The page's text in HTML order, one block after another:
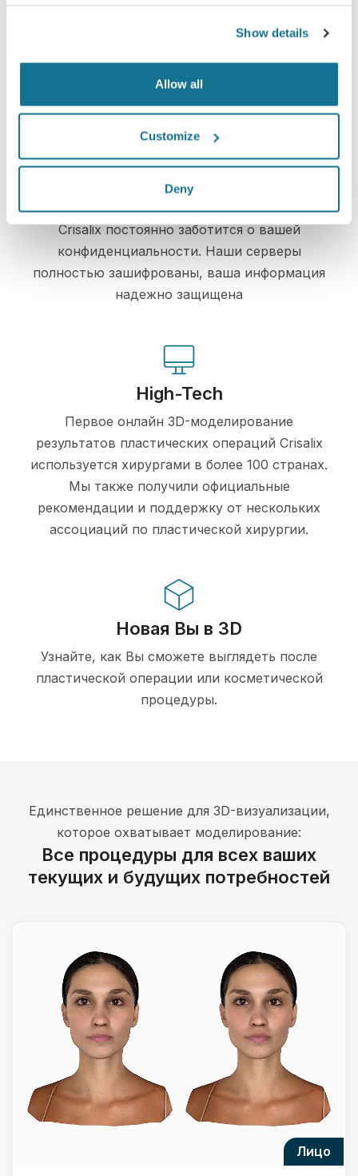
Show details
Allow all
Customize
Deny
Увидьте "новую себя" в 3D прямо сейчас!
Просто и безопасно
Crisalix постоянно заботится о вашей
конфиденциальности. Наши серверы
полностью зашифрованы, ваша информация
надежно защищена
High-Tech
Первое онлайн 3D-моделирование
результатов пластических операций Crisalix
используется хирургами в более 100 странах.
Мы также получили официальные
рекомендации и поддержку от нескольких
ассоциаций по пластической хирургии.
Новая Вы в 3D
Узнайте, как Вы сможете выглядеть после
пластической операции или косметической
процедуры.
Единственное решение для 3D-визуализации,
которое охватывает моделирование:
Все процедуры для всех ваших
текущих и будущих потребностей
лицо